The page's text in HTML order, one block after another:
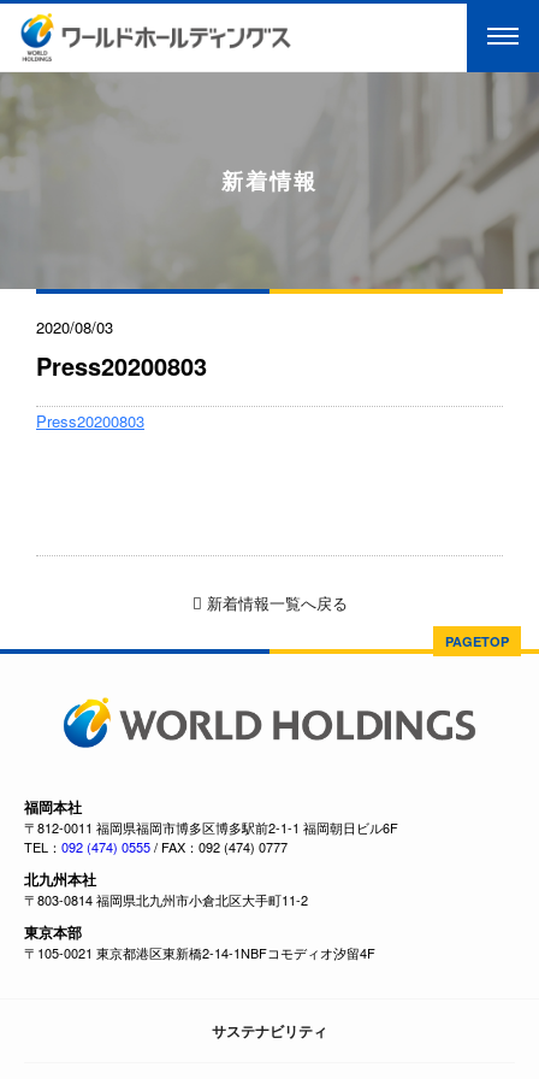
新着情報
2020/08/03
Press20200803
Press20200803
新着情報一覧へ戻る
PAGETOP
福岡本社
〒812-0011 福岡県福岡市博多区博多駅前2-1-1 福岡朝日ビル6F
TEL： 092 (474) 0555/ FAX：092 (474) 0777
北九州本社
〒803-0814 福岡県北九州市小倉北区大手町11-2
東京本部
〒105-0021 東京都港区東新橋2-14-1NBFコモディオ汐留4F
サステナビリティ